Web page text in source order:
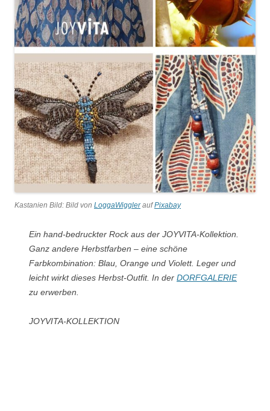
Kastanien Bild: Bild von LoggaWiggleraufPixabay
Ein hand-bedruckter Rock aus der JOYVITA-Kollektion.
Ganz andere Herbstfarben – eine schöne
Farbkombination: Blau, Orange und Violett. Leger und
leicht wirkt dieses Herbst-Outfit. In der DORFGALERIE
zu erwerben.
JOYVITA-KOLLEKTION